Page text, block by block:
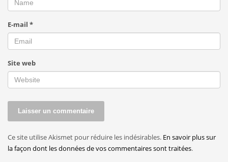
E-mail *
Site web
Ce site utilise Akismet pour réduire les indésirables. En savoir plus sur
la façon dont les données de vos commentaires sont traitées.